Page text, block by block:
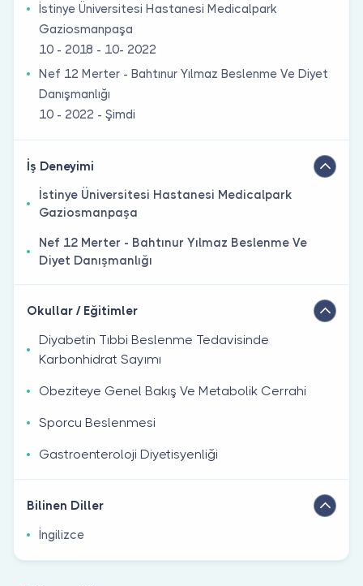
İstinye Üniversitesi Hastanesi Medicalpark
Gaziosmanpaşa
10 - 2018 - 10- 2022
Nef 12 Merter - Bahtınur Yılmaz Beslenme Ve Diyet
Danışmanlığı
10 - 2022 - Şimdi
İş Deneyimi
İstinye Üniversitesi Hastanesi Medicalpark
Gaziosmanpaşa
Nef 12 Merter - Bahtınur Yılmaz Beslenme Ve
Diyet Danışmanlığı
Okullar / Eğitimler
Diyabetin Tıbbi Beslenme Tedavisinde
Karbonhidrat Sayımı
Obeziteye Genel Bakış Ve Metabolik Cerrahi
Sporcu Beslenmesi
Gastroenteroloji Diyetisyenliği
Bilinen Diller
İngilizce